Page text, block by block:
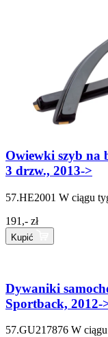
Owiewki szyb na
3 drzw., 2013->
57.HE2001 W ciągu
191,- zł
Kupić
Dywaniki
Sportback, 2012-
57.GU217876 W